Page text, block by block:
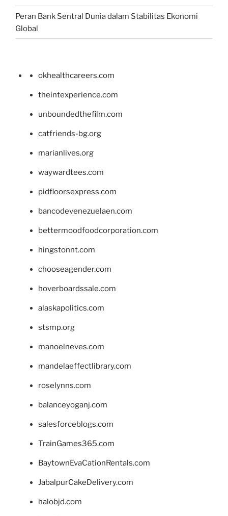
Peran Bank Sentral Dunia dalam Stabilitas Ekonomi
Global
okhealthcareers.com
theintexperience.com
unboundedthefilm.com
catfriends-bg.org
marianlives.org
waywardtees.com
pidfloorsexpress.com
bancodevenezuelaen.com
bettermoodfoodcorporation.com
hingstonnt.com
chooseagender.com
hoverboardssale.com
alaskapolitics.com
stsmp.org
manoelneves.com
mandelaeffectlibrary.com
roselynns.com
balanceyoganj.com
salesforceblogs.com
TrainGames365.com
BaytownEvaCationRentals.com
JabalpurCakeDelivery.com
halobjd.com